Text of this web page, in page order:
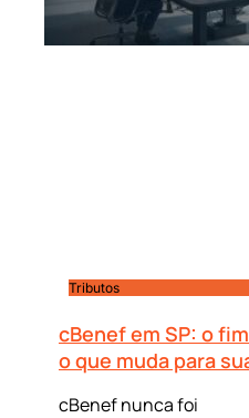
Tributos
cBenef em SP: o
o que muda para
cBenef nunca foi